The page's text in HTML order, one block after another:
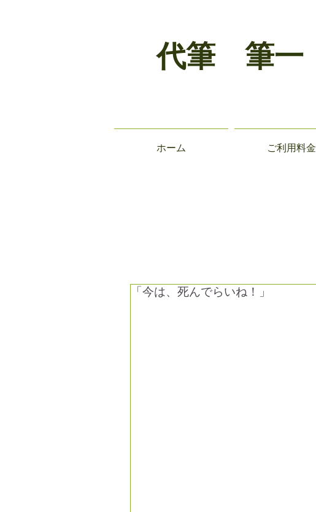
代筆 筆一
ホーム ご利用料金
「今は、死んでらいね！」